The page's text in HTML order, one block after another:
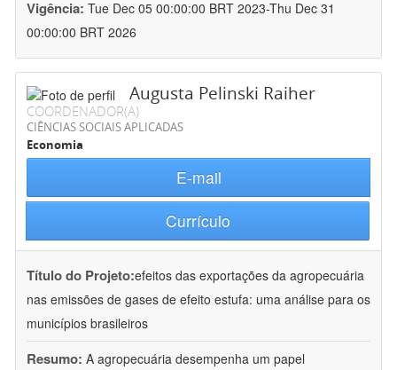
Vigência: Tue Dec 05 00:00:00 BRT 2023-Thu Dec 31
00:00:00 BRT 2026
Augusta Pelinski Raiher
COORDENADOR(A)
CIÊNCIAS SOCIAIS APLICADAS
Economia
E-mail
Currículo
Título do Projeto:efeitos das exportações da agropecuária
nas emissões de gases de efeito estufa: uma análise para os
municípios brasileiros
Resumo: A agropecuária desempenha um papel